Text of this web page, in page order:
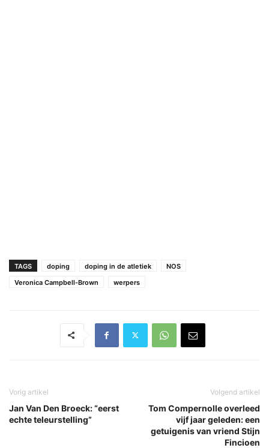
TAGS doping doping in de atletiek
NOS
Veronica Campbell-Brown
werpers
Vorig artikel
Jan Van Den Broeck: “eerst
echte teleurstelling”
Volgend artikel
Tom Compernolle overleed
vijf jaar geleden: een
getuigenis van vriend Stijn
Fincioen